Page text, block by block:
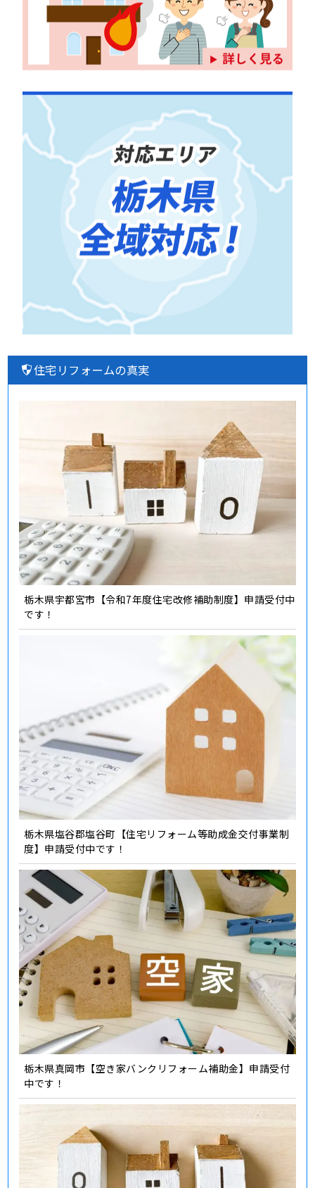
住宅リフォームの真実
栃木県宇都宮市【令和7年度住宅改修補助制度】申請受付中
です！
栃木県塩谷郡塩谷町【住宅リフォーム等助成金交付事業制
度】申請受付中です！
栃木県真岡市【空き家バンクリフォーム補助金】申請受付
中です！